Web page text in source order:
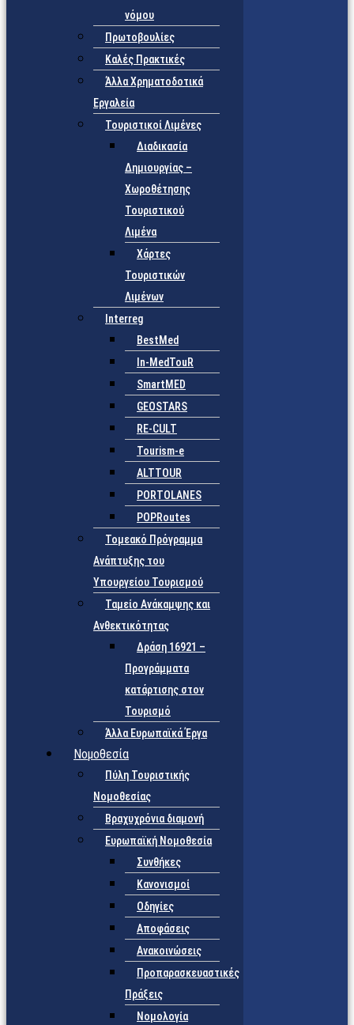
νόμου
Πρωτοβουλίες
Καλές Πρακτικές
Άλλα Χρηματοδοτικά
Εργαλεία
Τουριστικοί Λιμένες
Διαδικασία
Δημιουργίας –
Χωροθέτησης
Τουριστικού
Λιμένα
Χάρτες
Τουριστικών
Λιμένων
Interreg
BestMed
In-MedTouR
SmartMED
GEOSTARS
RE-CULT
Tourism-e
ALTTOUR
PORTOLANES
POPRoutes
Τομεακό Πρόγραμμα
Ανάπτυξης του
Υπουργείου Τουρισμού
Ταμείο Ανάκαμψης και
Ανθεκτικότητας
Δράση 16921 –
Προγράμματα
κατάρτισης στον
Τουρισμό
Άλλα Ευρωπαϊκά Έργα
Νομοθεσία
Πύλη Τουριστικής
Νομοθεσίας
Βραχυχρόνια διαμονή
Ευρωπαϊκή Νομοθεσία
Συνθήκες
Κανονισμοί
Οδηγίες
Αποφάσεις
Ανακοινώσεις
Προπαρασκευαστικές
Πράξεις
Νομολογία